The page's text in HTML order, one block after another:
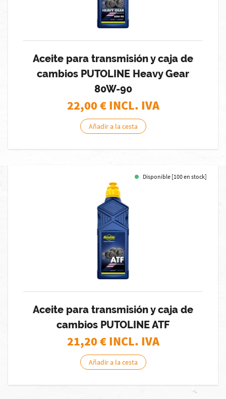
Aceite para transmisión y caja de
cambios PUTOLINE Heavy Gear
80W-90
22,00€ INCL. IVA
Añadir a la cesta
Disponible [100 en stock]
Aceite para transmisión y caja de
cambios PUTOLINE ATF
21,20€ INCL. IVA
Añadir a la cesta